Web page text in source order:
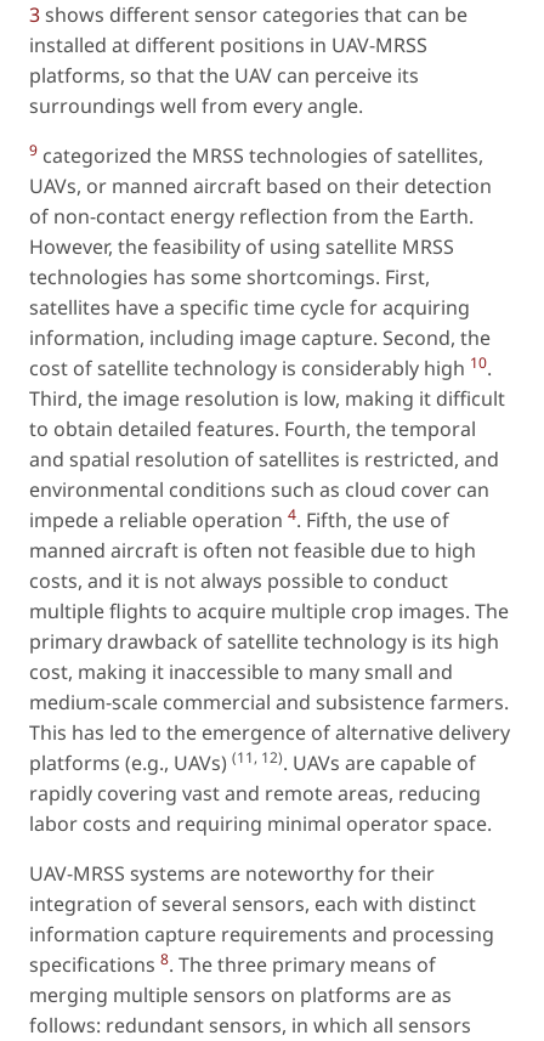
3shows different sensor categories that can be
installed at different positions in UAV-MRSS
platforms, so that the UAV can perceive its
surroundings well from every angle.
9 categorized the MRSS technologies of satellites,
UAVs, or manned aircraft based on their detection
of non-contact energy reflection from the Earth.
However, the feasibility of using satellite MRSS
technologies has some shortcomings. First,
satellites have a specific time cycle for acquiring
information, including image capture. Second, the
cost of satellite technology is considerably high 10.
Third, the image resolution is low, making it difficult
to obtain detailed features. Fourth, the temporal
and spatial resolution of satellites is restricted, and
environmental conditions such as cloud cover can
impede a reliable operation 4. Fifth, the use of
manned aircraft is often not feasible due to high
costs, and it is not always possible to conduct
multiple flights to acquire multiple crop images. The
primary drawback of satellite technology is its high
cost, making it inaccessible to many small and
medium-scale commercial and subsistence farmers.
This has led to the emergence of alternative delivery
platforms (e.g., UAVs) (11, 12). UAVs are capable of
rapidly covering vast and remote areas, reducing
labor costs and requiring minimal operator space.
UAV-MRSS systems are noteworthy for their
integration of several sensors, each with distinct
information capture requirements and processing
specifications 8. The three primary means of
merging multiple sensors on platforms are as
follows: redundant sensors, in which all sensors